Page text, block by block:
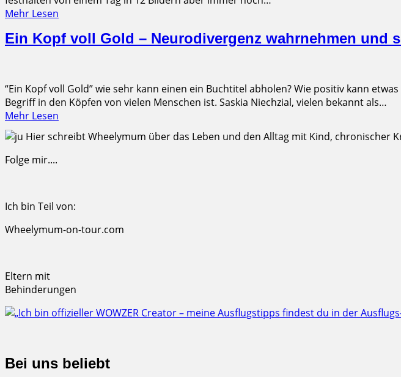
Mehr Lesen
Ein Kopf voll Gold – Neurodivergenz wahrnehmen und
“Ein Kopf voll Gold” wie sehr kann einen ein Buchtitel abholen? Wie positiv kann
Begriff in den Köpfen von vielen Menschen ist. Saskia Niechzial, vielen bekannt als…
Mehr Lesen
Hier schreibt Wheelymum über das Leben und den Alltag mit Kind, chronischer
Folge mir....
Ich bin Teil von:
Wheelymum-on-tour.com
Eltern mit
Behinderungen
Bei uns beliebt